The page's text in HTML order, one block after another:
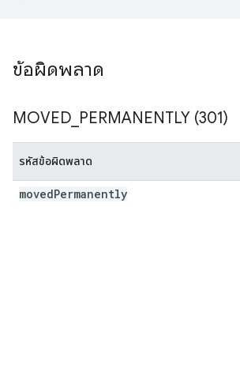
ข้อผิดพลาด
MOVED PERMANENTLY (301)
รหัสข้อผิดพลาด
movedPermanently